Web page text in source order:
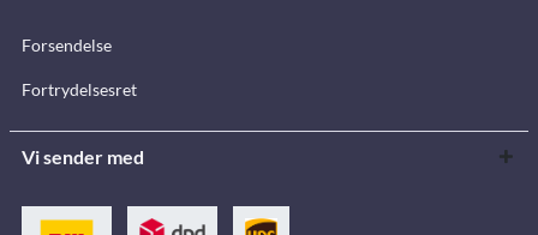
Forsendelse
Fortrydelsesret
Vi sender med